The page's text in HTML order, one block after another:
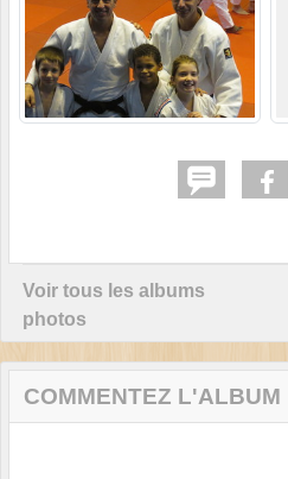
Voir tous les albums
photos
COMMENTEZ L'ALBUM